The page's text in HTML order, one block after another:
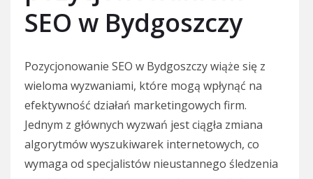
SEO w Bydgoszczy
Pozycjonowanie SEO w Bydgoszczy wiąże się z
wieloma wyzwaniami, które mogą wpłynąć na
efektywność działań marketingowych firm.
Jednym z głównych wyzwań jest ciągła zmiana
algorytmów wyszukiwarek internetowych, co
wymaga od specjalistów nieustannego śledzenia